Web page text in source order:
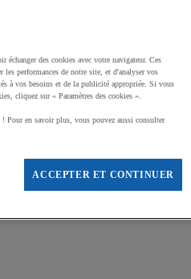
des cookies avec votre navigateur. Ces
performances de notre site, et d'analyser vos
à vos besoins et de la publicité appropriée. Si vous
cliquez sur « Paramètres des cookies ».
Pour en savoir plus, vous pouvez aussi consulter
ACCEPTER ET CONTINUER